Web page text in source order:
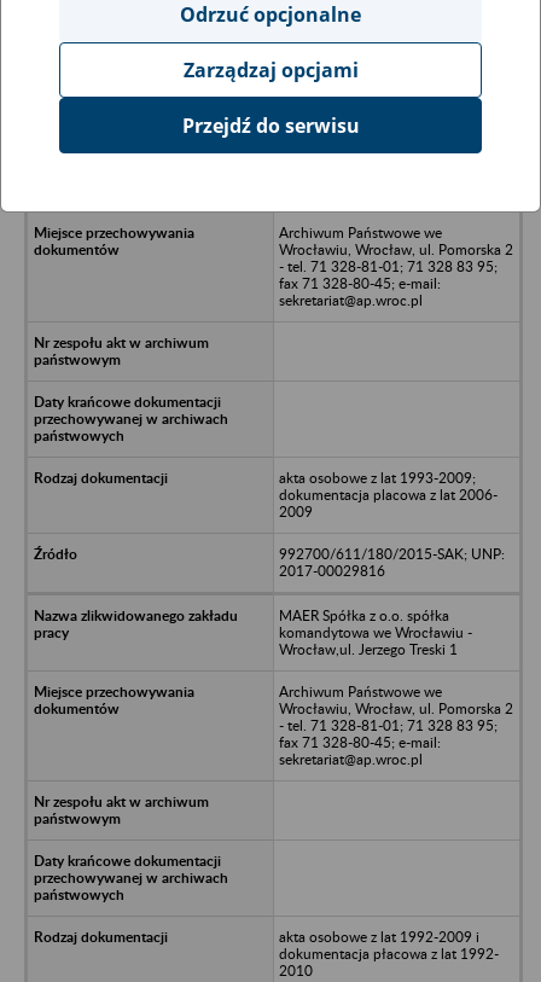
Ukryj wszystkie pozycje bazy
SPIER POLSKA Spółka z o.o. w
Archiwum Państwowe we
Wrocławiu, Wrocław, ul. Pomorska 2
- tel. 71 328-81-01; 71 328 83 95;
fax 71 328-80-45; e-mail:
sekretariat@ap.wroc.pl
akta osobowe z lat 1993-2009;
dokumentacja placowa z lat 2006-
2009
992700/611/180/2015-SAK; UNP:
2017-00029816
MAER Spółka z o.o. spółka
komandytowa we Wrocławiu -
Wrocław,ul. Jerzego Treski 1
Archiwum Państwowe we
Wrocławiu, Wrocław, ul. Pomorska 2
- tel. 71 328-81-01; 71 328 83 95;
fax 71 328-80-45; e-mail:
sekretariat@ap.wroc.pl
akta osobowe z lat 1992-2009 i
dokumentacja płacowa z lat 1992-
2010
Odrzuć opcjonalne
Zarządzaj opcjami
Przejdź do serwisu